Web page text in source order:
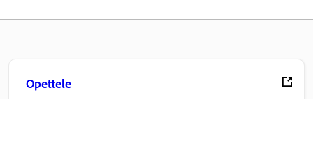
Opettele